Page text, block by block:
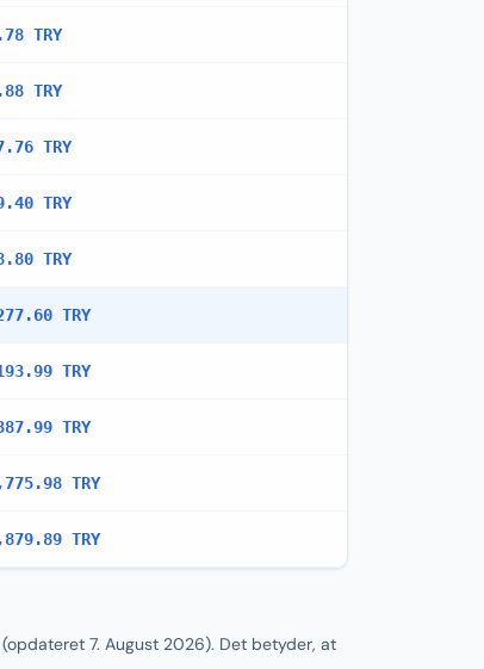
TRY
TRY
TRY
TRY
TRY
TRY
TRY
TRY
TRY
TRY
(opdateret 7. August 2026). Det betyder, at